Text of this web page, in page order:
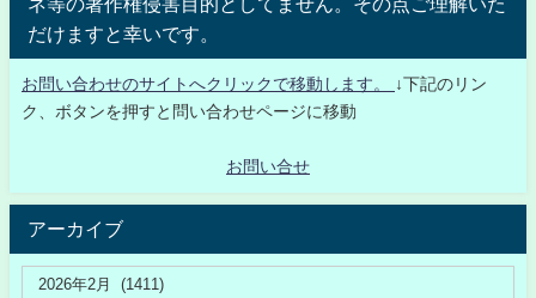
ネ等の著作権侵害目的としてません。その点ご理解いた
だけますと幸いです。
お問い合わせのサイトへクリックで移動します。
↓下記のリン
ク、ボタンを押すと問い合わせページに移動
お問い合せ
アーカイブ